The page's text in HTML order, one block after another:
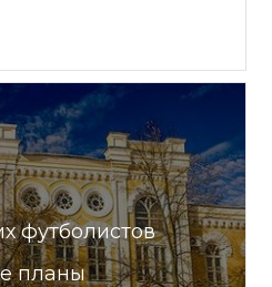
футболистов
планы